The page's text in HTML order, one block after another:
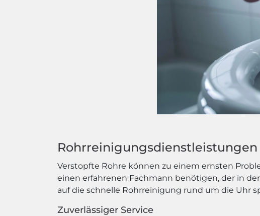
Rohrreinigungsdienstleistungen
Verstopfte Rohre können zu einem ernsten
einen erfahrenen Fachmann benötigen, der in
auf die schnelle Rohrreinigung rund um die Uhr
Zuverlässiger Service